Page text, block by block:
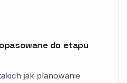
do etapu
jak planowanie